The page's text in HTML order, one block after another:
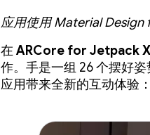
应用使用 Material Design
在 ARCore for Jetpack
作。手是一组 26 个摆好
应用带来全新的互动体验：